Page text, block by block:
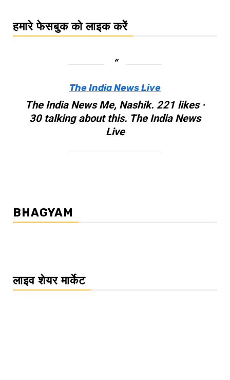
हमारे फेसबुक को लाइक करें
The India News Live
The India News Me, Nashik. 221 likes ·
30 talking about this. The India News
Live
BHAGYAM
लाइव शेयर मार्केट